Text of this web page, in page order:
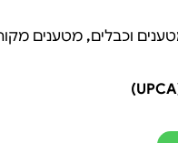
וכבלים, מטענים